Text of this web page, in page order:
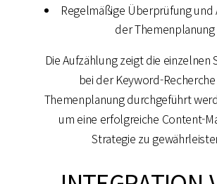
Regelmäßige Überprüfung und
der Themenplanung
Die Aufzählung zeigt die einzelnen
bei der Keyword-
Themenplanung durchgeführt
um eine erfolgreiche Content-
Strategie zu